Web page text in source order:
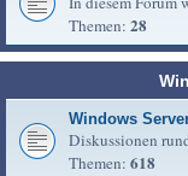
Themen: 28
Windows
Diskussionen
Themen: 618